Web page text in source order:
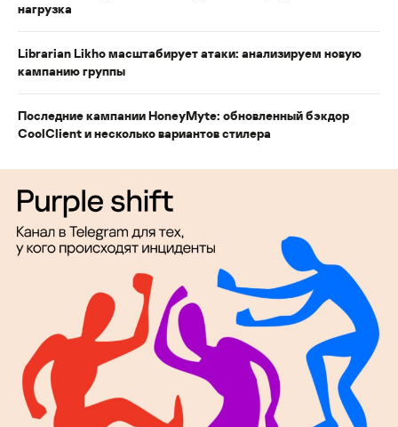
нагрузка
Librarian Likho масштабирует атаки: анализируем новую
кампанию группы
Последние кампании HoneyMyte: обновленный бэкдор
CoolClient и несколько вариантов стилера